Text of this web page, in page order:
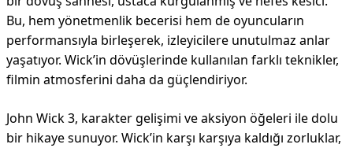
Bu, hem yönetmenlik becerisi hem de oyuncuların
performansıyla birleşerek, izleyicilere unutulmaz anlar
yaşatıyor. Wick’in dövüşlerinde kullanılan farklı teknikler,
filmin atmosferini daha da güçlendiriyor.
John Wick 3, karakter gelişimi ve aksiyon öğeleri ile dolu
bir hikaye sunuyor. Wick’in karşı karşıya kaldığı zorluklar,